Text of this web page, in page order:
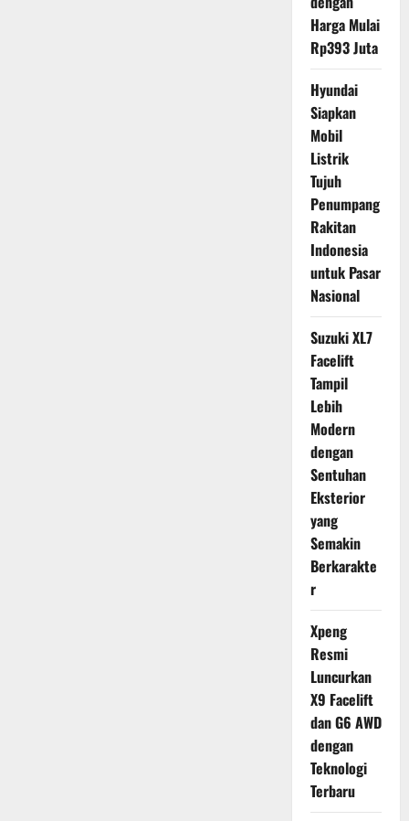
Harga Mulai
Rp393 Juta
Hyundai
Siapkan
Mobil
Listrik
Tujuh
Penumpang
Rakitan
Indonesia
untuk Pasar
Nasional
Suzuki XL7
Facelift
Tampil
Lebih
Modern
dengan
Sentuhan
Eksterior
yang
Semakin
Berkarakte
r
Xpeng
Resmi
Luncurkan
X9 Facelift
dan G6 AWD
dengan
Teknologi
Terbaru